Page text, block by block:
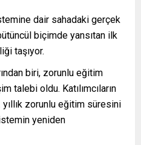
dair sahadaki gerçek
biçimde yansıtan ilk
taşıyor.
biri, zorunlu eğitim
talebi oldu. Katılımcıların
zorunlu eğitim süresini
yeniden